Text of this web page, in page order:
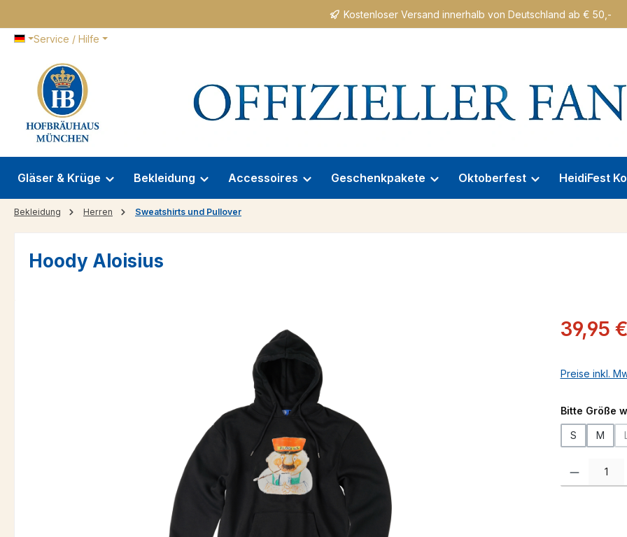
Kostenloser Versand innerhalb von Deutschland ab € 50,-
Service / Hilfe
Gläser & Krüge Bekleidung Accessoires Geschenkpakete Oktoberfest HeidiFest
Bekleidung Herren Sweatshirts und Pullover
Hoody Aloisius
Verkaufspreis:
39,95 €
Preise inkl.
Bitte Größe
S M L
Produkt